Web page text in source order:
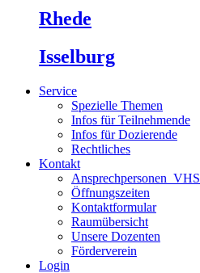
Rhede
Isselburg
Service
Spezielle Themen
Infos für Teilnehmende
Infos für Dozierende
Rechtliches
Kontakt
Ansprechpersonen_VHS
Öffnungszeiten
Kontaktformular
Raumübersicht
Unsere Dozenten
Förderverein
Login